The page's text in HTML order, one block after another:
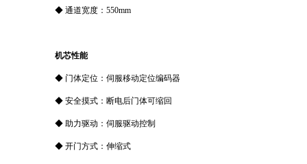
◆ 通道宽度：550mm
机芯性能
◆ 门体定位：伺服移动定位编码器
◆ 安全摸式：断电后门体可缩回
◆ 助力驱动：伺服驱动控制
◆ 开门方式：伸缩式